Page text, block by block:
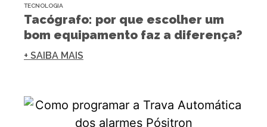
TECNOLOGIA
Tacógrafo: por que escolher um
bom equipamento faz a diferença?
+ SAIBA MAIS